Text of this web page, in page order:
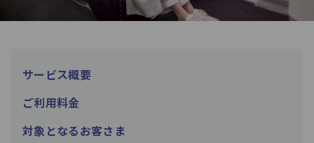
サービス概要
ご利用料金
対象となるお客さま